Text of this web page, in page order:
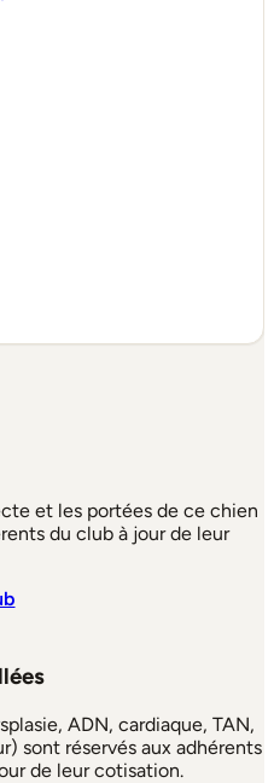
et les portées de ce chien
du club à jour de leur
ADN, cardiaque, TAN,
sont réservés aux adhérents
de leur cotisation.